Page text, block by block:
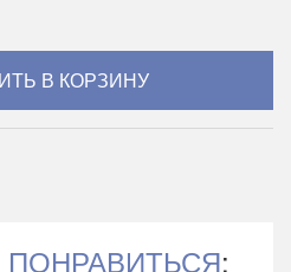
ПОНРАВИТЬСЯ: